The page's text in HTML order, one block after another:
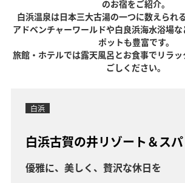
のお宿をご紹介。
白浜温泉は日本三大古湯の一つに数えられ
アドベンチャーワールドや白良浜海水浴場
ポットも豊富です。
旅館・ホテルでは露天風呂とお食事でリラ
ごしください。
白浜
白浜古賀の井リゾート＆スパ
優雅に、美しく、贅沢な休日を